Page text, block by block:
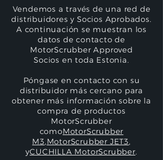
Vendemos a través de una red de
distribuidores y Socios Aprobados.
A continuación se muestran los
datos de contacto de
MotorScrubber Approved
Socios en toda Estonia.
Póngase en contacto con su
distribuidor más cercano para
obtener más información sobre la
compra de productos
MotorScrubber
comoMotorScrubber
M3,MotorScrubber JET3,
yCUCHILLA MotorScrubber.